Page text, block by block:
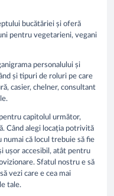
bucătăriei și oferă
pentru vegetarieni, vegani
personalului și
și tipuri de roluri pe care
casier, chelner, consultant
capitolul următor,
Când alegi locația potrivită
că locul trebuie să fie
ușor accesibil, atât pentru
Sfatul nostru e să
vezi care e cea mai
tale.